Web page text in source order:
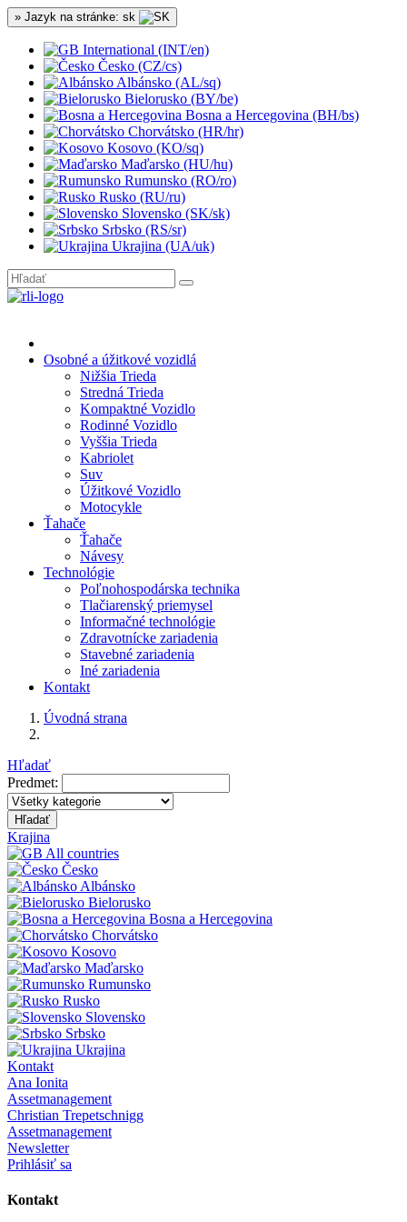
» Jazyk na stránke: sk
International (INT/en)
Česko (CZ/cs)
Albánsko (AL/sq)
Bielorusko (BY/be)
Bosna a Hercegovina (BH/bs)
Chorvátsko (HR/hr)
Kosovo (KO/sq)
Maďarsko (HU/hu)
Rumunsko (RO/ro)
Rusko (RU/ru)
Slovensko (SK/sk)
Srbsko (RS/sr)
Ukrajina (UA/uk)
Osobné a úžitkové vozidlá
Nižšia Trieda
Stredná Trieda
Kompaktné Vozidlo
Rodinné Vozidlo
Vyššia Trieda
Kabriolet
Suv
Úžitkové Vozidlo
Motocykle
Ťahače
Ťahače
Návesy
Technológie
Poľnohospodárska technika
Tlačiarenský priemysel
Informačné technológie
Zdravotnícke zariadenia
Stavebné zariadenia
Iné zariadenia
Kontakt
Úvodná strana
Hľadať
Predmet:
Hľadať
Krajina
All countries
Česko
Albánsko
Bielorusko
Bosna a Hercegovina
Chorvátsko
Kosovo
Maďarsko
Rumunsko
Rusko
Slovensko
Srbsko
Ukrajina
Kontakt
Ana Ionita
Assetmanagement
Christian Trepetschnigg
Assetmanagement
Newsletter
Prihlásiť sa
Kontakt